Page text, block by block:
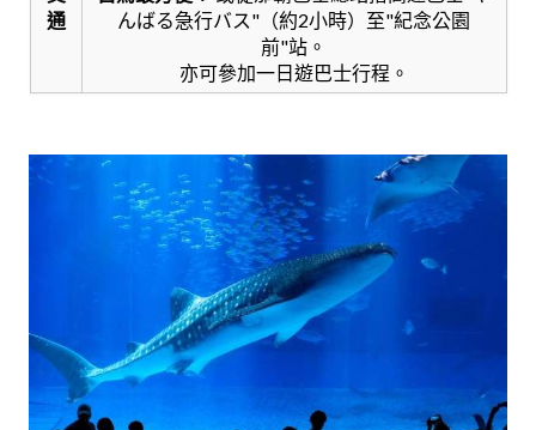
通
んばる急行バス"（約2小時）至"紀念公園
前"站。
亦可參加一日遊巴士行程。